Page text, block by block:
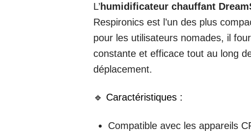
L’humidificateur chauffant
Respironics est l’un des plus
pour les utilisateurs nomades, il
constante et efficace tout au long
déplacement.
🔹 Caractéristiques :
Compatible avec les appareils